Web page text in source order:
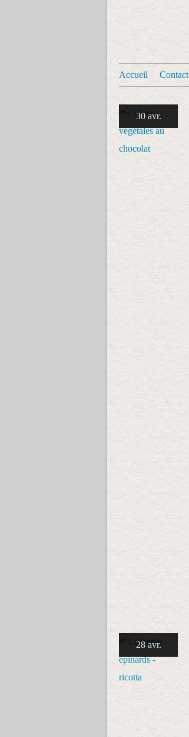
Accueil Contact
30 avr.
28 avr.